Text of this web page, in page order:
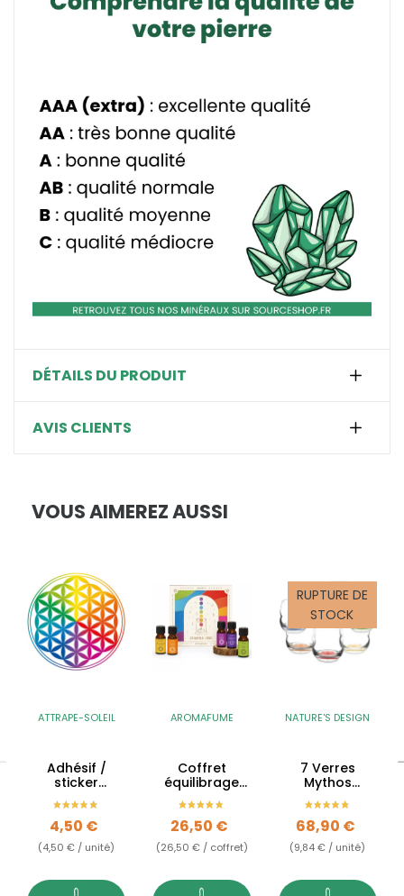
DÉTAILS DU PRODUIT
AVIS CLIENTS
VOUS AIMEREZ AUSSI
ATTRAPE-SOLEIL
Adhésif /
sticker
attrape-soleil
Fleur de Vie
colorée -
10.5cm
Prix
4,50 €
(4,50 € / unité)
AROMAFUME
Coffret
équilibrage
des 7 Chakras
- synergies
d'huiles
essentielles
Prix
26,50 €
(26,50 € / coffret)
RUPTURE DE
STOCK
NATURE'S DESIGN
7 Verres
Mythos
Chakra -
250ml
Prix
68,90 €
(9,84 € / unité)